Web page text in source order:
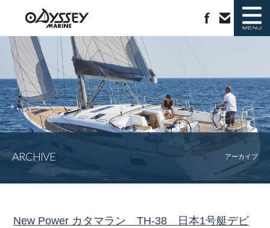
ニュース
中古艇情報 ラインナップ
ジャノー社について 会社概要
ARCHIVE アーカイブ
New Power カタマラン TH-38 日本1号艇デビ